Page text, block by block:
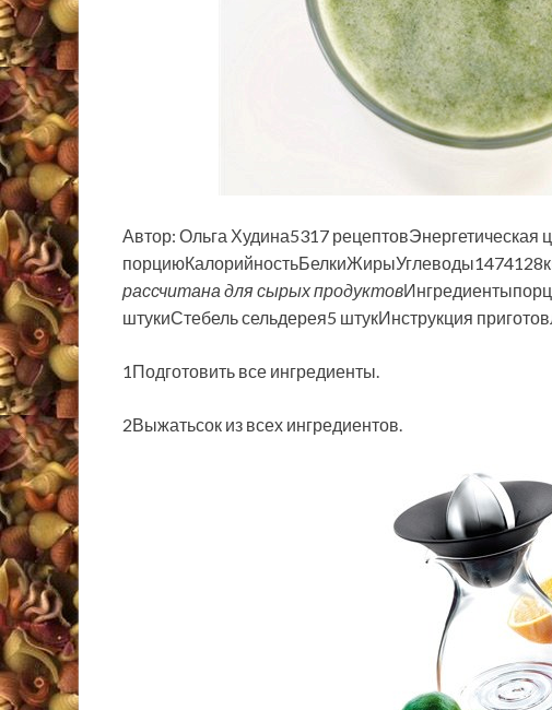
Автор: Ольга Худина5317 рецептовЭнергетическая
рассчитана для сырых продуктов
штукиСтебель сельдерея5 штукИнструкция
1Подготовить все ингредиенты.
2Выжатьсок из всех ингредиентов.